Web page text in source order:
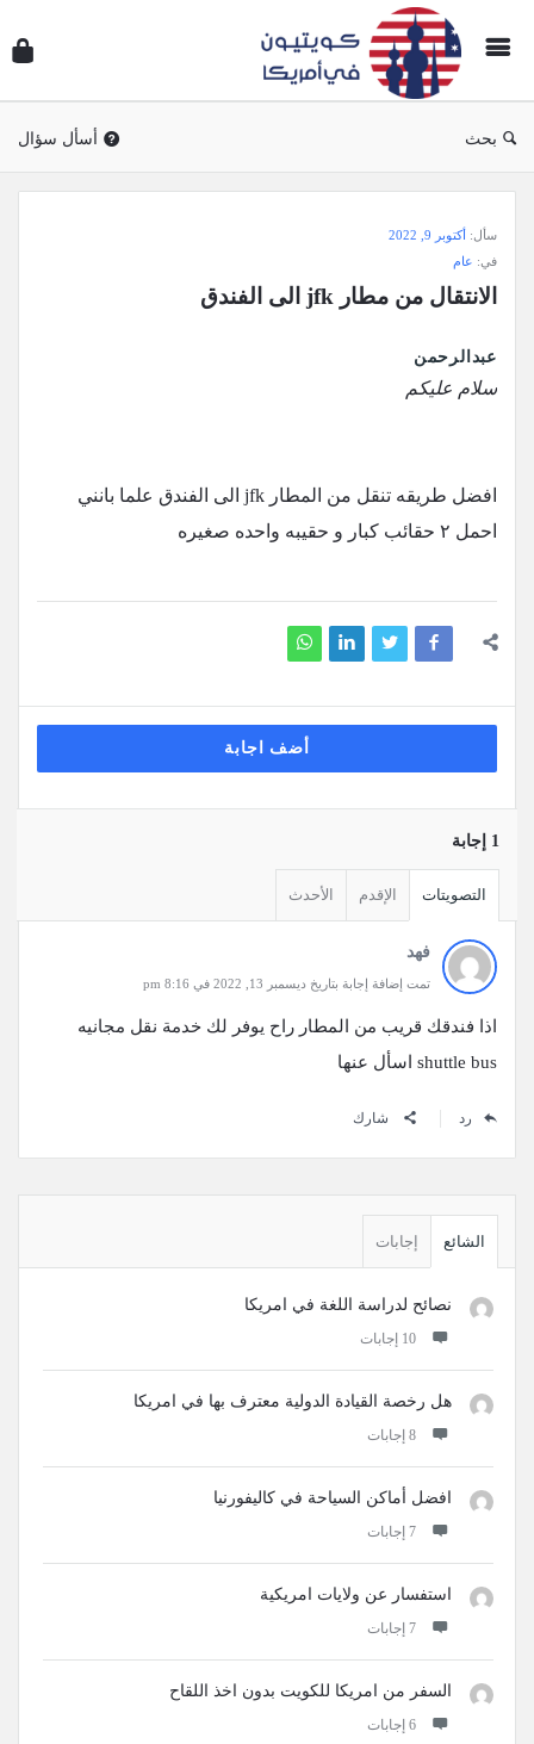
بحث أسأل سؤال
وجواب
أمريكا
الاحدث
سأل: أكتوبر 9, 2022
في: عام
الانتقال من مطار jfk الى الفندق
عبدالرحمن
سلام عليكم
افضل طريقه تنقل من المطار jfk الى الفندق علما بانني
احمل ٢ حقائب كبار و حقيبه واحده صغيره
أضف اجابة
‫1 إجابة
التصويتات الإقدم الأحدث
فهد
تمت إضافة إجابة بتاريخ ديسمبر 13, 2022 في 8:16 pm
اذا فندقك قريب من المطار راح يوفر لك خدمة نقل مجانيه
shuttle bus اسأل عنها
رد شارك
الجانبيةالشائع إجابات
نصائح لدراسة اللغة في امريكا
‫10 إجابات
هل رخصة القيادة الدولية معترف بها في امريكا
‫8 إجابات
افضل أماكن السياحة في كاليفورنيا
‫7 إجابات
استفسار عن ولايات امريكية
‫7 إجابات
السفر من امريكا للكويت بدون اخذ اللقاح
‫6 إجابات